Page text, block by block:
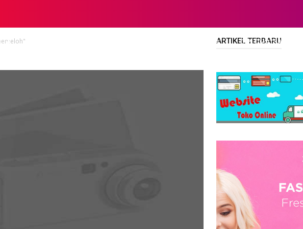
SMA/SMK/SLTA DIPLOMA/SARJANA
ARTIKEL TERBARU